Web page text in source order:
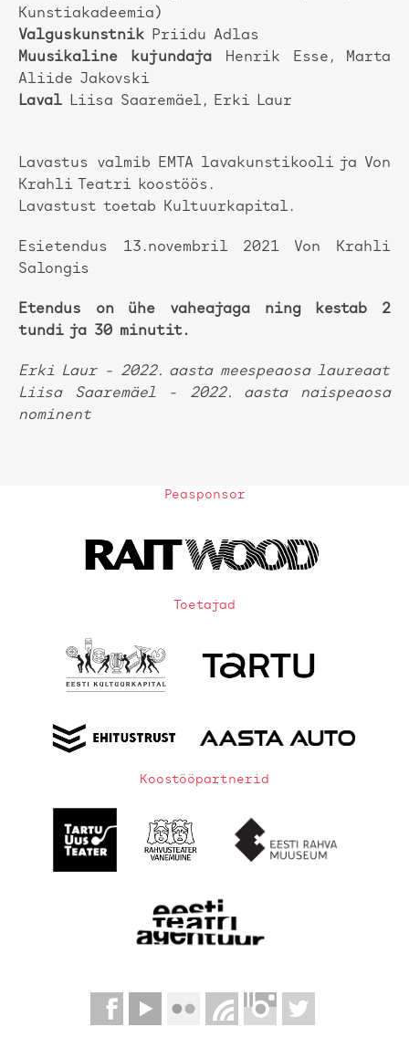
Kunstiakadeemia)
Valguskunstnik Priidu Adlas
Muusikaline kujundaja Henrik Esse, Marta
Aliide Jakovski
Laval Liisa Saaremäel, Erki Laur
Lavastus valmib EMTA lavakunstikooli ja Von
Krahli Teatri koostöös.
Lavastust toetab Kultuurkapital.
Esietendus 13.novembril 2021 Von Krahli
Salongis
Etendus on ühe vaheajaga ning kestab 2
tundi ja 30 minutit.
Erki Laur - 2022. aasta meespeaosa laureaat
Liisa Saaremäel - 2022. aasta naispeaosa
nominent
Peasponsor
Toetajad
Koostööpartnerid